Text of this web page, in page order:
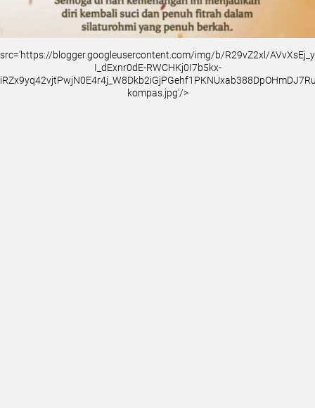
src='https://blogger.googleusercontent.com/img/b/R29vZ2xl/
I_dExnr0dE-RWCHKj0I7b5kx-
kompas.jpg'/>